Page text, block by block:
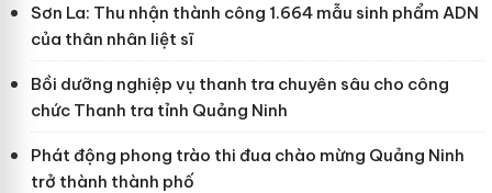
Sơn La: Thu nhận thành công 1.664 mẫu sinh phẩm ADN
của thân nhân liệt sĩ
Bồi dưỡng nghiệp vụ thanh tra chuyên sâu cho công
chức Thanh tra tỉnh Quảng Ninh
Phát động phong trào thi đua chào mừng Quảng Ninh
trở thành thành phố